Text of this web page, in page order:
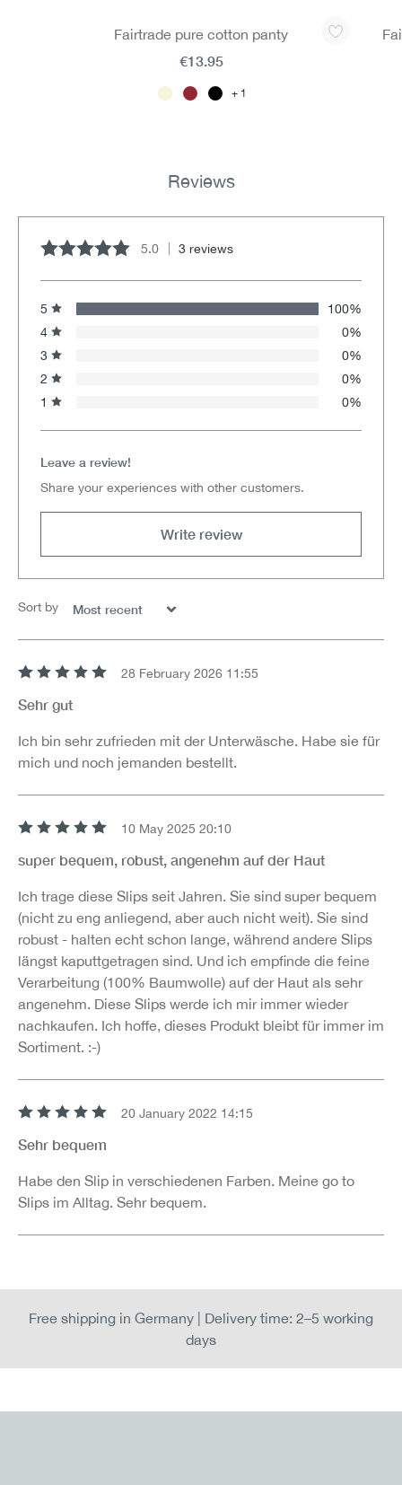
Fairtrade pure cotton panty
1
€13.95
Reviews
Average rating of 5 out of 5 stars
5.0 3 reviews
Sort by
5
100%
4
0%
3
0%
2
0%
1
0%
Leave a review!
Share your experiences with other customers.
Write review
28 February 2026 11:55
Sehr gut
Ich bin sehr zufrieden mit der Unterwäsche. Habe sie für
mich und noch jemanden bestellt.
10 May 2025 20:10
super bequem, robust, angenehm auf der Haut
Ich trage diese Slips seit Jahren. Sie sind super bequem
(nicht zu eng anliegend, aber auch nicht weit). Sie sind
robust - halten echt schon lange, während andere Slips
längst kaputtgetragen sind. Und ich empfinde die feine
Verarbeitung (100% Baumwolle) auf der Haut als sehr
angenehm. Diese Slips werde ich mir immer wieder
nachkaufen. Ich hoffe, dieses Produkt bleibt für immer im
Sortiment. :-)
20 January 2022 14:15
Sehr bequem
Habe den Slip in verschiedenen Farben. Meine go to
Slips im Alltag. Sehr bequem.
Free shipping in Germany | Delivery time: 2–5 working
days